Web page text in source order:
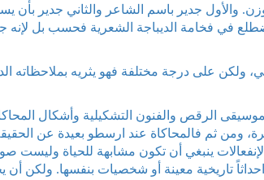
والأول جدير باسم الشاعر والثاني جدير بأن
في فخامة الديباجة الشعرية فحسب بل
ولكن على درجة مختلفة فهو يثريه بملاحظاته
الرقص والفنون التشكيلية وأشكال
ومن ثم فالمحاكاة عند ارسطو بعيدة عن
ينبغي أن تكون مشابهة للحياة وليست
تاريخية معينة أو شخصيات بنفسها. ولكن أن